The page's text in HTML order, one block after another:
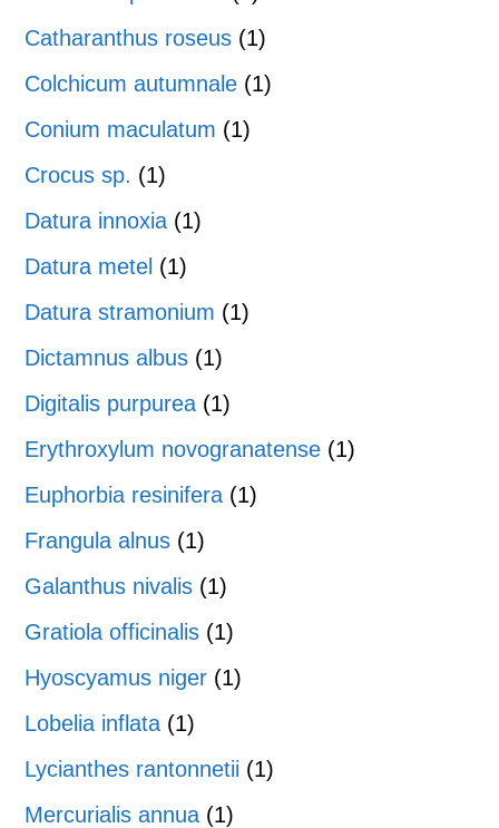
Catharanthus roseus (1)
Colchicum autumnale (1)
Conium maculatum (1)
Crocus sp. (1)
Datura innoxia (1)
Datura metel (1)
Datura stramonium (1)
Dictamnus albus (1)
Digitalis purpurea (1)
Erythroxylum novogranatense (1)
Euphorbia resinifera (1)
Frangula alnus (1)
Galanthus nivalis (1)
Gratiola officinalis (1)
Hyoscyamus niger (1)
Lobelia inflata (1)
Lycianthes rantonnetii (1)
Mercurialis annua (1)